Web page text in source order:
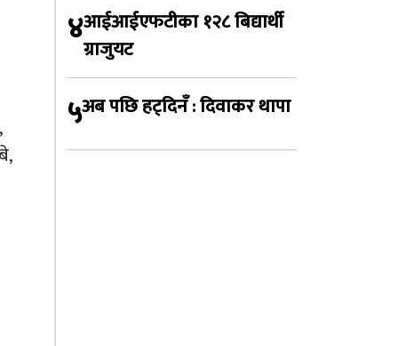
४आईआईएफटीका १२८ बिद्यार्थी
ग्राजुयट
५अब पछि हट्दिनँ : दिवाकर थापा